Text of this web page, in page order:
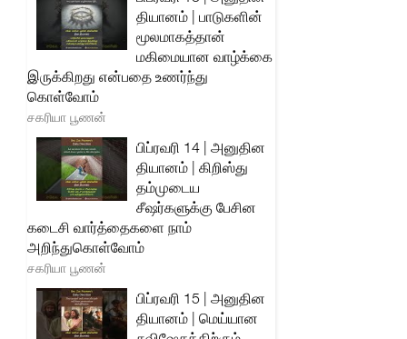
தியானம் | பாடுகளின்
மூலமாகத்தான்
மகிமையான வாழ்க்கை
இருக்கிறது என்பதை உணர்ந்து
கொள்வோம்
சகரியா பூணன்
பிப்ரவரி 14 | அனுதின
தியானம் | கிறிஸ்து
தம்முடைய
சீஷர்களுக்கு பேசின
கடைசி வார்த்தைகளை நாம்
அறிந்துகொள்வோம்
சகரியா பூணன்
பிப்ரவரி 15 | அனுதின
தியானம் | மெய்யான